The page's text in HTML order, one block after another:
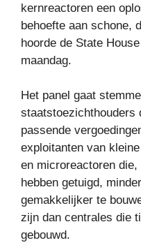
kernreactoren een
behoefte aan schone,
hoorde de State
maandag.
Het panel gaat
staatstoezichthouders
passende
exploitanten van
en microreactoren
hebben getuigd,
gemakkelijker te
zijn dan centrales die
gebouwd.